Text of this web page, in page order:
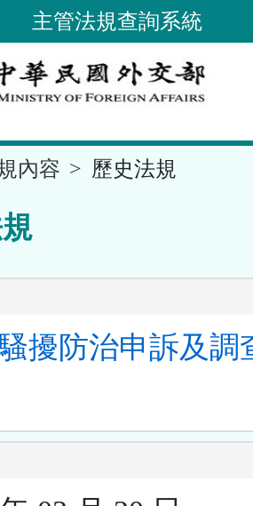
主管法規查詢系統
內容 歷史法規
擾防治申訴及調